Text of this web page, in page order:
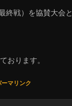
終戦）を協賛大会と
おります。
マリンク